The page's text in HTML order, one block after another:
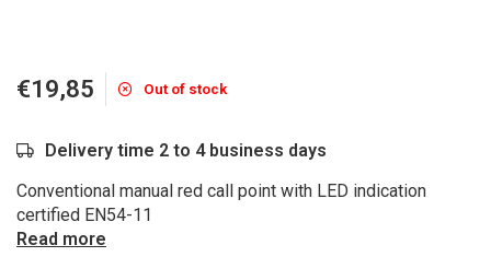
€19,85 Out of stock
Delivery time 2 to 4 business days
Conventional manual red call point with LED indication
certified EN54-11
Read more